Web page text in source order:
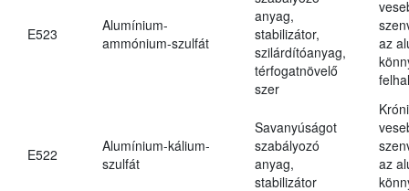
E523
Alumínium-
ammónium-szulfát
anyag,
stabilizátor,
szilárdítóanyag,
térfogatnövelő
szer
az
E522
Alumínium-kálium-
szulfát
Savanyúságot
szabályozó
anyag,
stabilizátor
az